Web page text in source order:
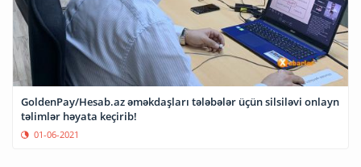
GoldenPay/Hesab.az əməkdaşları tələbələr üçün silsiləvi onlayn
təlimlər həyata keçirib!
01-06-2021